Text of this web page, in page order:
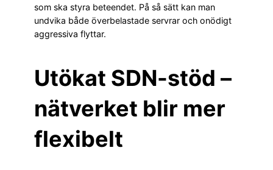
som ska styra beteendet. På så sätt kan man
undvika både överbelastade servrar och onödigt
aggressiva flyttar.
Utökat SDN-stöd –
nätverket blir mer
flexibelt